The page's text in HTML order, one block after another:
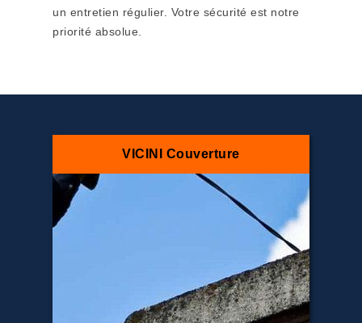
un entretien régulier. Votre sécurité est notre
priorité absolue.
VICINI Couverture